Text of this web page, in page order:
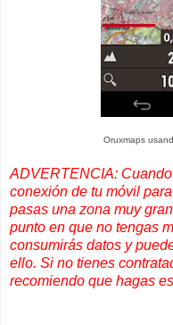
Oruxmaps
ADVERTENCIA:
conexión de tu móvil
pasas una zona muy
punto en que no tengas
consumirás datos y
ello. Si no tienes
recomiendo que hagas